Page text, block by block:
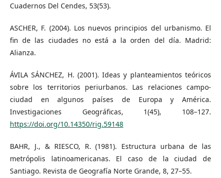
Cuadernos Del Cendes, 53(53).
ASCHER, F. (2004). Los nuevos principios del urbanismo. El
fin de las ciudades no está a la orden del día. Madrid:
Alianza.
ÁVILA SÁNCHEZ, H. (2001). Ideas y planteamientos teóricos
sobre los territorios periurbanos. Las relaciones campo-
ciudad en algunos países de Europa y América.
Investigaciones Geográficas, 1(45), 108–127.
https://doi.org/10.14350/rig.59148
BAHR, J., & RIESCO, R. (1981). Estructura urbana de las
metrópolis latinoamericanas. El caso de la ciudad de
Santiago. Revista de Geografía Norte Grande, 8, 27–55.